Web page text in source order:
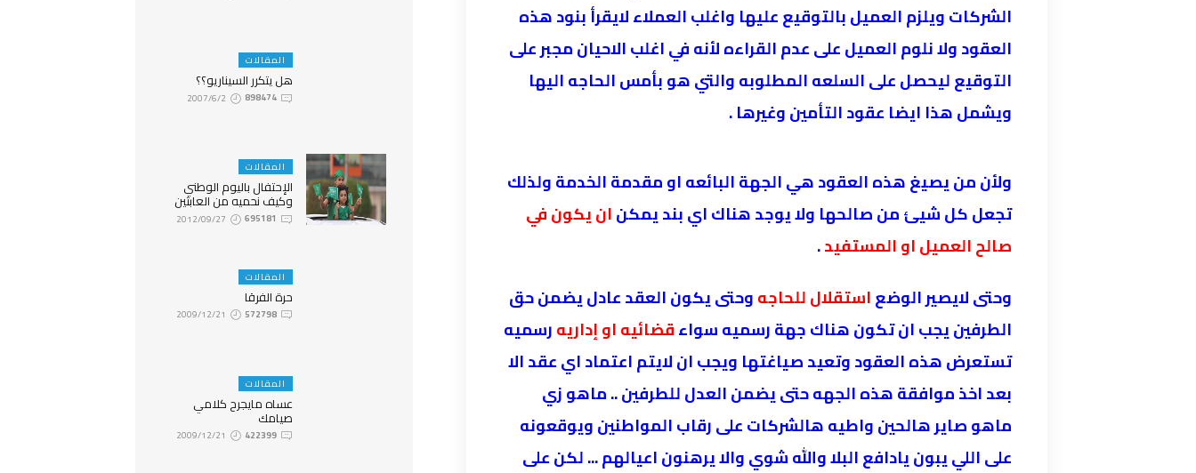
الشركات ويلزم العميل بالتوقيع عليها واغلب العملاء لايقرأ بنود هذه
العقود ولا نلوم العميل على عدم القراءه لأنه في اغلب الاحيان مجبر على
التوقيع ليحصل على السلعه المطلوبه والتي هو بأمس الحاجه اليها
ويشمل هذا ايضا عقود التأمين وغيرها .
ولأن من يصيغ هذه العقود هي الجهة البائعه او مقدمة الخدمة ولذلك
تجعل كل شيئ من صالحها ولا يوجد هناك اي بند يمكنان يكون في
صالح العميل او المستفيد.
وحتى لايصير الوضعاستقلال للحاجهوحتى يكون العقد عادل يضمن حق
الطرفين يجب ان تكون هناك جهة رسميه سواءقضائيه او إداريهرسميه
تستعرض هذه العقود وتعيد صياغتها ويجب ان لايتم اعتماد اي عقد الا
بعد اخذ موافقة هذه الجهه حتى يضمن العدل للطرفين ..ماهو زي
ماهو صاير هالحين واطيه هالشركات على رقاب المواطنين ويوقعونه
على اللي يبون يادافع البلا والله شوي والا يرهنون اعيالهم... لكن على
المقالات
هل يتكرر السيناريو؟؟
898474
المقالات
الإحتفال باليوم الوطني
وكيف نحميه من العابثين
المقالات
حرة الفرقا
572798
المقالات
عساه مايجرح كلامي
صيامك
422399